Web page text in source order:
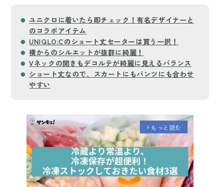
ユニクロに着いたら即チェック！有名デザイナーと
のコラボアイテム
UNIQLO:Cのショート丈セーターは買う一択！
横からのシルエットが抜群に綺麗！
Vネックの開きもデコルテが綺麗に見えるバランス
ショート丈なので、スカートにもパンツにも合わせ
やすい
arrow_forward_ios もっと読む